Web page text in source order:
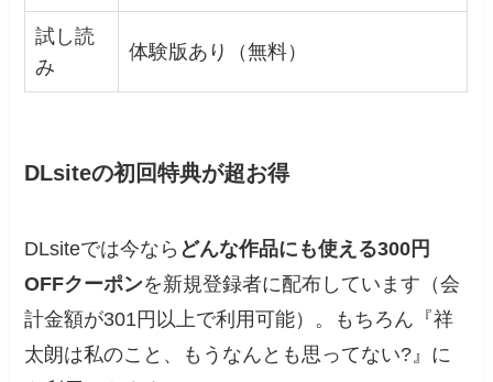
試し読
み
体験版あり（無料）
DLsiteの初回特典が超お得
DLsiteでは今なら どんな作品にも使える300円
OFFクーポンを新規登録者に配布しています（会
計金額が301円以上で利用可能）。もちろん『祥
太朗は私のこと、もうなんとも思ってない?』に